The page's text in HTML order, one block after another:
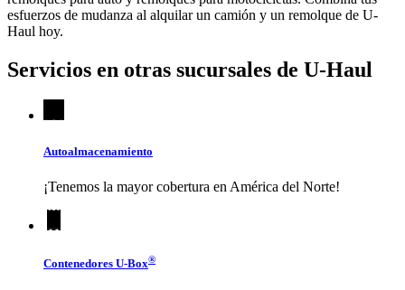
esfuerzos de mudanza al alquilar un camión y un remolque de U-
Haul hoy.
Servicios en otras sucursales de U-Haul
Autoalmacenamiento
¡Tenemos la mayor cobertura en América del Norte!
Contenedores U-Box®